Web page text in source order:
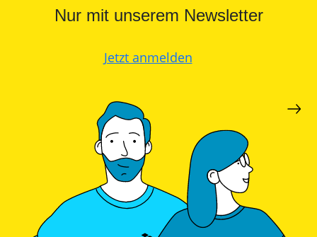
Nur mit unserem Newsletter
Jetzt anmelden